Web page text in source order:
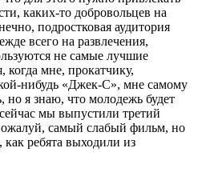
каких-то добровольцев на
подростковая аудитория
всего на развлечения,
не самые лучшие
когда мне, прокатчику,
нибудь «Джек-С», мне самому
но я знаю, что молодежь будет
мы выпустили третий
самый слабый фильм, но
как ребята выходили из